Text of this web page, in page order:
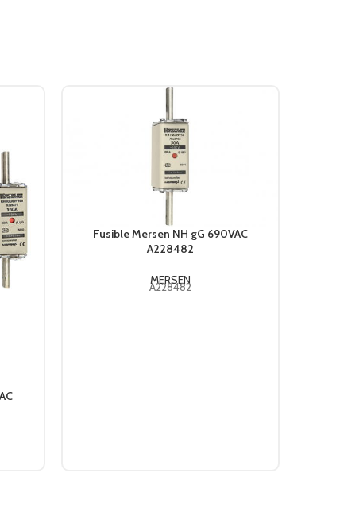
Fusible Mersen NH gG 690VAC
A228482
MERSEN
A228482